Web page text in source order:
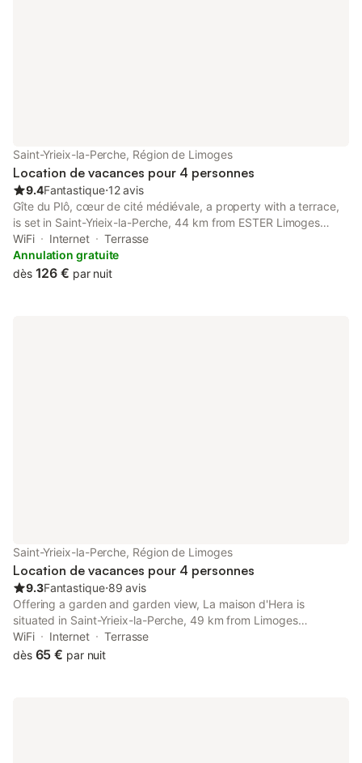
Saint-Yrieix-la-Perche, Région de Limoges
Location de vacances pour 4 personnes
9.4Fantastique⋅12 avis
Gîte du Plô, cœur de cité médiévale, a property with a terrace,
is set in Saint-Yrieix-la-Perche, 44 km from ESTER Limoges
Technopole, 45 km from Zénith Limoges Métropole, as well as
13 km from Jumilhac Castle.
WiFi Internet
Terrasse
Annulation gratuite
dès 126 € par nuit
Saint-Yrieix-la-Perche, Région de Limoges
Location de vacances pour 4 personnes
9.3Fantastique⋅89 avis
Offering a garden and garden view, La maison d'Hera is
situated in Saint-Yrieix-la-Perche, 49 km from Limoges
Exhibition Center and 49 km from ESTER Limoges Technopole.
WiFi Internet
Terrasse
dès 65 € par nuit